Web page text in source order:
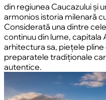
din regiunea Caucazului și
armonios istoria milenară
Considerată una dintre
continuu din lume,
arhitectura sa, piețele
preparatele tradiționale
autentice.